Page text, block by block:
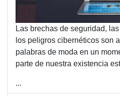
Las brechas de seguridad,
los peligros cibernéticos son
palabras de moda en un
parte de nuestra existencia
...